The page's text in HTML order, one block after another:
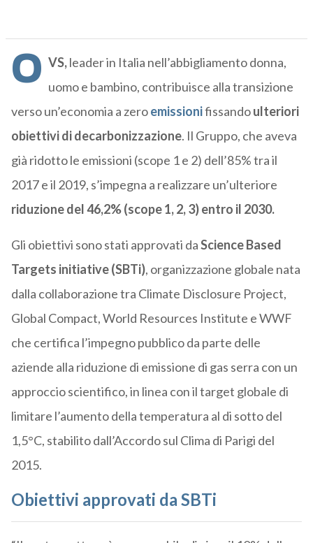
O VS,leader in Italia nell’abbigliamento donna,
uomo e bambino, contribuisce alla transizione
verso un’economia a zeroemissionifissandoulteriori
obiettivi di decarbonizzazione. Il Gruppo, che aveva
già ridotto le emissioni (scope 1 e 2) dell’85% tra il
2017 e il 2019, s’impegna a realizzare un’ulteriore
riduzione del 46,2% (scope 1, 2, 3) entro il 2030.
Gli obiettivi sono stati approvati daScience Based
Targets initiative (SBTi), organizzazione globale nata
dalla collaborazione tra Climate Disclosure Project,
Global Compact, World Resources Institute e WWF
che certifica l’impegno pubblico da parte delle
aziende alla riduzione di emissione di gas serra con un
approccio scientifico, in linea con il target globale di
limitare l’aumento della temperatura al di sotto del
1,5°C, stabilito dall’Accordo sul Clima di Parigi del
2015.
Obiettivi approvati da SBTi